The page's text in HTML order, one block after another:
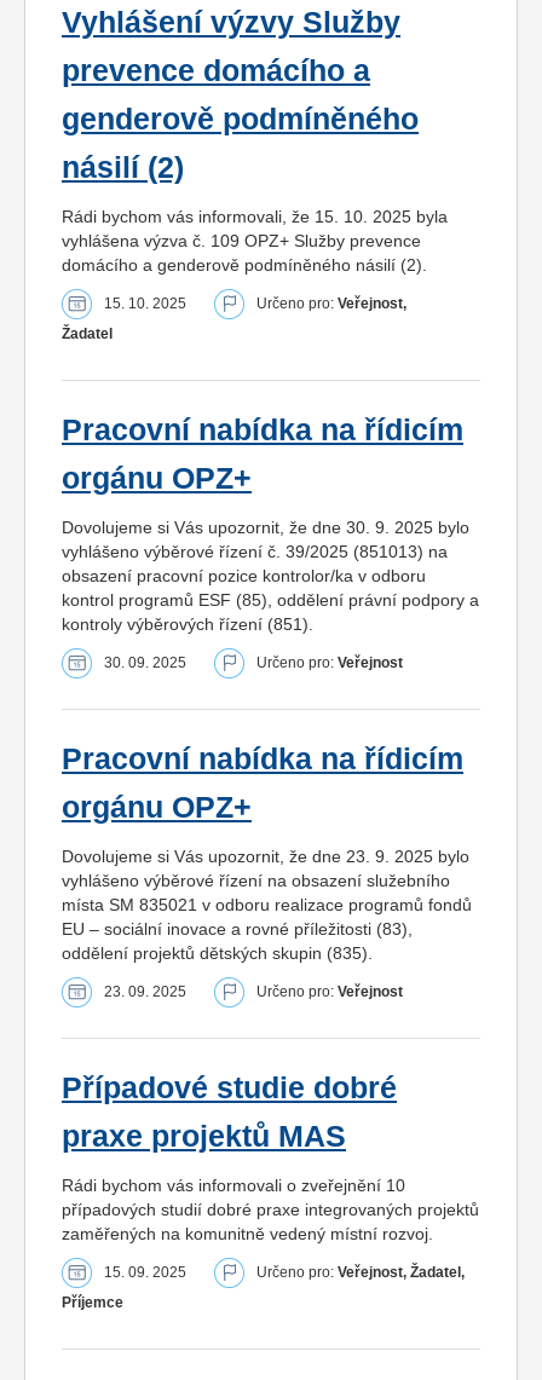
Vyhlášení výzvy Služby
prevence domácího a
genderově podmíněného
násilí (2)
Rádi bychom vás informovali, že 15. 10. 2025 byla
vyhlášena výzva č. 109 OPZ+ Služby prevence
domácího a genderově podmíněného násilí (2).
15. 10. 2025 Určeno pro: Veřejnost,
Žadatel
Pracovní nabídka na řídicím
orgánu OPZ+
Dovolujeme si Vás upozornit, že dne 30. 9. 2025 bylo
vyhlášeno výběrové řízení č. 39/2025 (851013) na
obsazení pracovní pozice kontrolor/ka v odboru
kontrol programů ESF (85), oddělení právní podpory a
kontroly výběrových řízení (851).
30. 09. 2025 Určeno pro: Veřejnost
Pracovní nabídka na řídicím
orgánu OPZ+
Dovolujeme si Vás upozornit, že dne 23. 9. 2025 bylo
vyhlášeno výběrové řízení na obsazení služebního
místa SM 835021 v odboru realizace programů fondů
EU – sociální inovace a rovné příležitosti (83),
oddělení projektů dětských skupin (835).
23. 09. 2025 Určeno pro: Veřejnost
Případové studie dobré
praxe projektů MAS
Rádi bychom vás informovali o zveřejnění 10
případových studií dobré praxe integrovaných projektů
zaměřených na komunitně vedený místní rozvoj.
15. 09. 2025 Určeno pro: Veřejnost, Žadatel,
Příjemce